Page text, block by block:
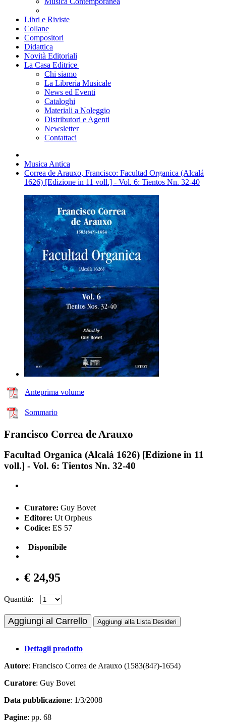
Libri e Riviste
Collane
Compositori
Didattica
Novità Editoriali
La Casa Editrice
Chi siamo
La Libreria Musicale
News ed Eventi
Cataloghi
Materiali a Noleggio
Distributori e Agenti
Newsletter
Contattaci
Musica Antica
Correa de Arauxo, Francisco: Facultad Organica (Alcalá
1626) [Edizione in 11 voll.] - Vol. 6: Tientos Nn. 32-40
Anteprima volume
Sommario
Francisco Correa de Arauxo
Facultad Organica (Alcalá 1626) [Edizione in 11
voll.] - Vol. 6: Tientos Nn. 32-40
Curatore: Guy Bovet
Editore: Ut Orpheus
Codice: ES 57
Disponibile
€ 24,95
Quantità:
Aggiungi al Carrello Aggiungi alla Lista Desideri
Dettagli prodotto
Autore: Francisco Correa de Arauxo (1583(84?)-1654)
Curatore: Guy Bovet
Data pubblicazione: 1/3/2008
Pagine: pp. 68